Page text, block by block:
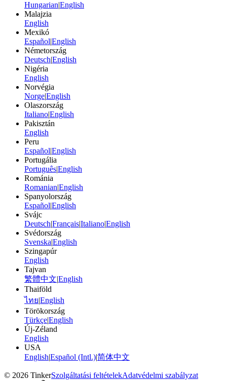
Hungarian|English
Malajzia
English
Mexikó
Español|English
Németország
Deutsch|English
Nigéria
English
Norvégia
Norge|English
Olaszország
Italiano|English
Pakisztán
English
Peru
Español|English
Portugália
Português|English
Románia
Romanian|English
Spanyolország
Español|English
Svájc
Deutsch|Français|Italiano|English
Svédország
Svenska|English
Szingapúr
English
Tajvan
繁體中文|English
Thaiföld
ไทย|English
Törökország
Türkçe|English
Új-Zéland
English
USA
English|Español (Intl.)|简体中文
© 2026 TinkerSzolgáltatási feltételekAdatvédelmi szabályzat